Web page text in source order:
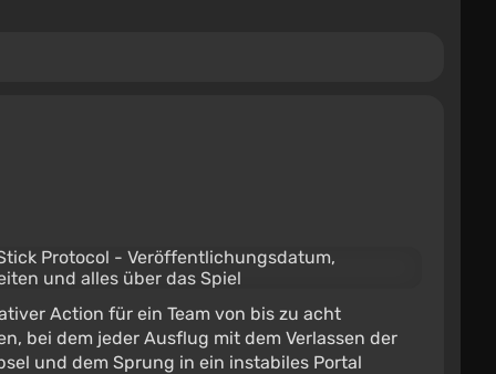
Action für ein Team von bis zu acht
bei dem jeder Ausflug mit dem Verlassen der
und dem Sprung in ein instabiles Portal